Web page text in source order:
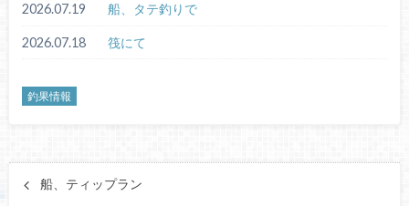
2026.07.19 船、タテ釣りで
2026.07.18 筏にて
釣果情報
船、ティップラン